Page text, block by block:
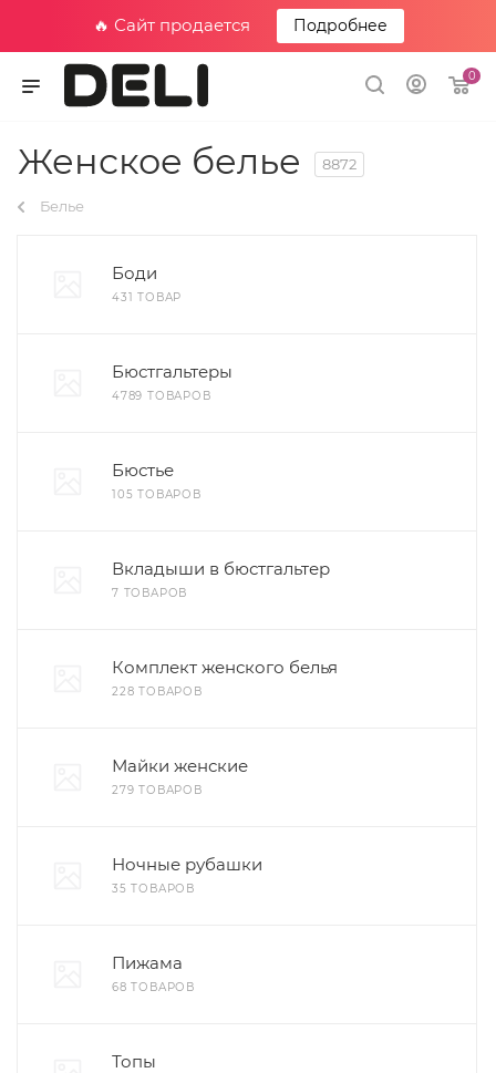
🔥 Сайт продается Подробнее
0
Женское белье 8872
Белье
Боди
431 ТОВАР
Бюстгальтеры
4789 ТОВАРОВ
Бюстье
105 ТОВАРОВ
Вкладыши в бюстгальтер
7 ТОВАРОВ
Комплект женского белья
228 ТОВАРОВ
Майки женские
279 ТОВАРОВ
Ночные рубашки
35 ТОВАРОВ
Пижама
68 ТОВАРОВ
Топы